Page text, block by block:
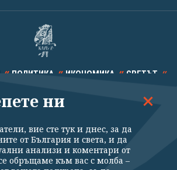
ПОЛИТИКА ИКОНОМИКА СВЕТЪТ
ТЕХНОЛОГИИ КАЛЕЙДОСКОП
ни
вие сте тук и днес, за да
от България и света, и да
анализи и коментари от
обръщаме към вас с молба –